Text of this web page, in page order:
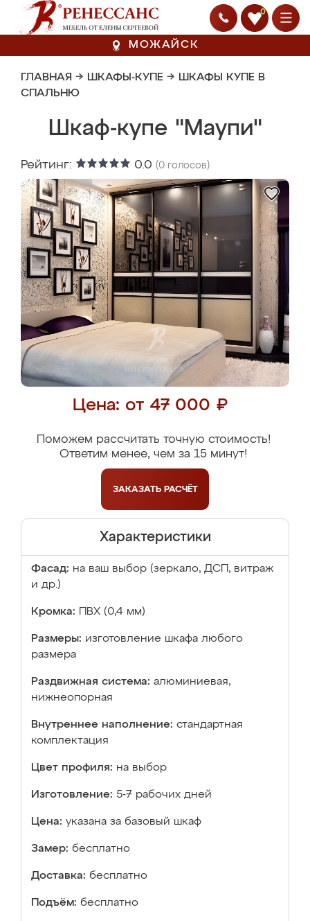
0
МОЖАЙСК
ГЛАВНАЯ → ШКАФЫ-КУПЕ → ШКАФЫ КУПЕ В
СПАЛЬНЮ
Шкаф-купе "Маупи"
Рейтинг: 0.0 (0 голосов)
Цена: от 47 000 ₽
Поможем рассчитать точную стоимость!
Ответим менее, чем за 15 минут!
ЗАКАЗАТЬ РАСЧЁТ
Характеристики
Фасад: на ваш выбор (зеркало, ДСП, витраж
и др.)
Кромка: ПВХ (0,4 мм)
Размеры: изготовление шкафа любого
размера
Раздвижная система: алюминиевая,
нижнеопорная
Внутреннее наполнение: стандартная
комплектация
Цвет профиля: на выбор
Изготовление: 5-7 рабочих дней
Цена: указана за базовый шкаф
Замер: бесплатно
Доставка: бесплатно
Подъём: бесплатно